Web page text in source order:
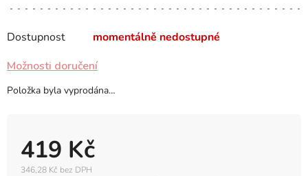
Dostupnost momentálně nedostupné
419 Kč
346,28 Kč bez DPH
Možnosti doručení
Položka byla vyprodána…